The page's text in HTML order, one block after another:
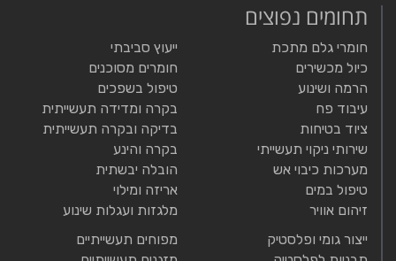
תחומים נפוצים
חומרי גלם מתכת
כיול מכשירים
הרמה ושינוע
עיבוד פח
ציוד בטיחות
שירותי ניקוי תעשייתי
מערכות כיבוי אש
טיפול במים
זיהום אוויר
ייעוץ סביבתי
חומרים מסוכנים
טיפול בשפכים
בקרה ומדידה תעשייתית
בדיקה ובקרה תעשייתית
בקרה והינע
הובלה יבשתית
אריזה ומילוי
מלגזות ועגלות שינוע
ייצור גומי ופלסטיק
מפוחים תעשייתיים